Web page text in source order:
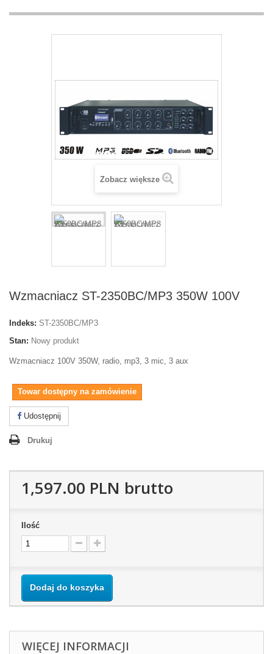
Zobacz większe
Wzmacniacz ST-2350BC/MP3 350W 100V
Indeks: ST-2350BC/MP3
Stan: Nowy produkt
Wzmacniacz 100V 350W, radio, mp3, 3 mic, 3 aux
Towar dostępny na zamówienie
Udostępnij
Drukuj
1,597.00 PLN brutto
Ilość
Dodaj do koszyka
WIĘCEJ INFORMACJI